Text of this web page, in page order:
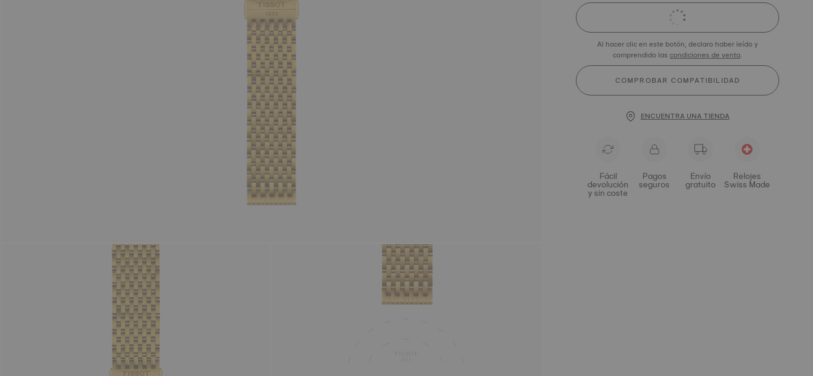
Al hacer clic en este botón, declaro haber leído y
comprendido las condiciones de venta.
COMPROBAR COMPATIBILIDAD
ENCUENTRA UNA TIENDA
Fácil
devolución
y sin coste
Pagos
seguros
Envío
gratuito
Relojes
Swiss Made